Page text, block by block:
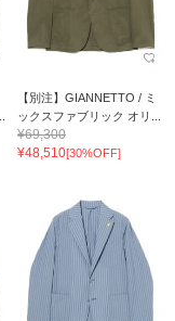
【別注】GIANNETTO / ミ
ックスファブリック オリ...
¥69,300
¥48,510[30%OFF]